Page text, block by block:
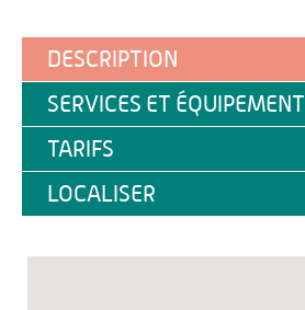
DESCRIPTION
SERVICES ET ÉQUIPEMENT
TARIFS
LOCALISER